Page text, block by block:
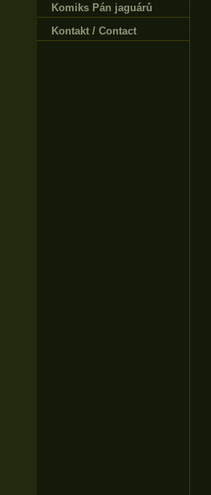
Komiks Pán jaguárů
Kontakt / Contact